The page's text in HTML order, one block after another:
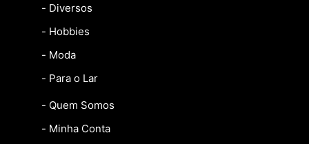
- Diversos
- Hobbies
- Moda
- Para o Lar
- Quem Somos
- Minha Conta